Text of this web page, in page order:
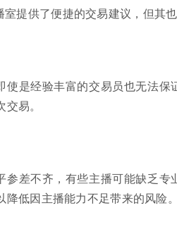
提供了便捷的交易建议，但其
使是经验丰富的交易员也无法
易。
参差不齐，有些主播可能缺乏
低因主播能力不足带来的风险。